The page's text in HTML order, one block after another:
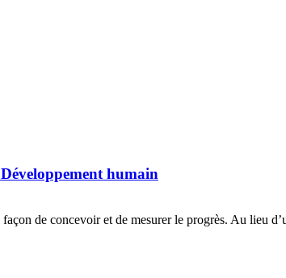
humain
de concevoir et de mesurer le progrès. Au lieu